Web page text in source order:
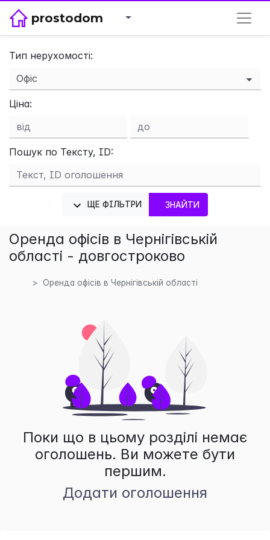
prostodom
Тип нерухомості:
Ціна:
Пошук по Тексту, ID:
ЩЕ ФІЛЬТРИ ЗНАЙТИ
Оренда офісів в Чернігівській
області - довгостроково
Оренда офісів в Чернігівській області
Поки що в цьому розділі немає
оголошень. Ви можете бути
першим.
Додати оголошення
×